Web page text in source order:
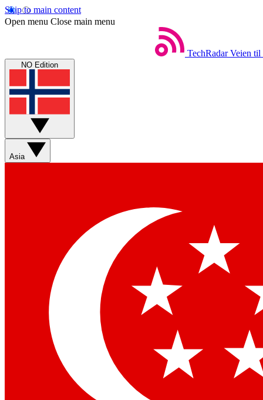
Skip to main content
Open menu Close main menu
TechRadar Veien til
NO Edition
Asia